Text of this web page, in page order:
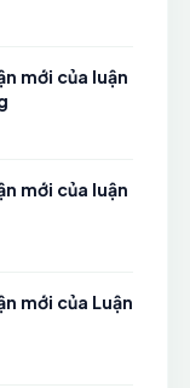
mới của luận
mới của luận
mới của Luận